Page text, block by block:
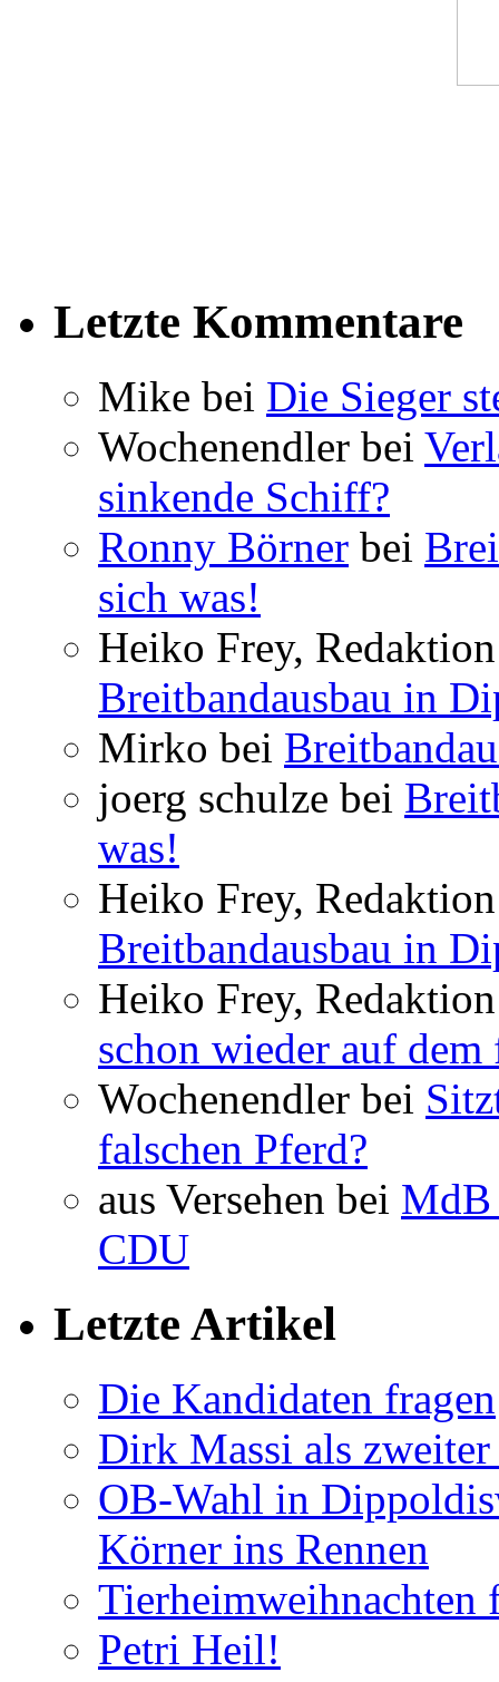
Letzte Kommentare
Mike bei Die Sieger
Wochenendler bei
sinkende Schiff?
Ronny Börner bei
sich was!
Heiko Frey,
Breitbandausbau in
Mirko bei
joerg schulze bei
was!
Heiko Frey,
Breitbandausbau in
Heiko Frey,
schon wieder auf dem
Wochenendler bei
falschen Pferd?
aus Versehen bei MdB
CDU
Letzte Artikel
Die Kandidaten fragen
Dirk Massi als
OB-Wahl in
Körner ins Rennen
Tierheimweihnachten
Petri Heil!